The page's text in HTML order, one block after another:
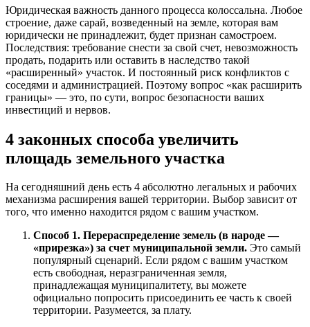
Юридическая важность данного процесса колоссальна. Любое
строение, даже сарай, возведенный на земле, которая вам
юридически не принадлежит, будет признан самостроем.
Последствия: требование снести за свой счет, невозможность
продать, подарить или оставить в наследство такой
«расширенный» участок. И постоянный риск конфликтов с
соседями и администрацией. Поэтому вопрос «как расширить
границы» — это, по сути, вопрос безопасности ваших
инвестиций и нервов.
4 законных способа увеличить
площадь земельного участка
На сегодняшний день есть 4 абсолютно легальных и рабочих
механизма расширения вашей территории. Выбор зависит от
того, что именно находится рядом с вашим участком.
Способ 1. Перераспределение земель (в народе —
«прирезка») за счет муниципальной земли. Это самый
популярный сценарий. Если рядом с вашим участком
есть свободная, неразграниченная земля,
принадлежащая муниципалитету, вы можете
официально попросить присоединить ее часть к своей
территории. Разумеется, за плату.